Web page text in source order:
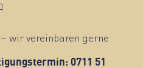
wir vereinbaren gerne
0711 51